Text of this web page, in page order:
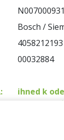
Bosch /
00032884
ihned k
na